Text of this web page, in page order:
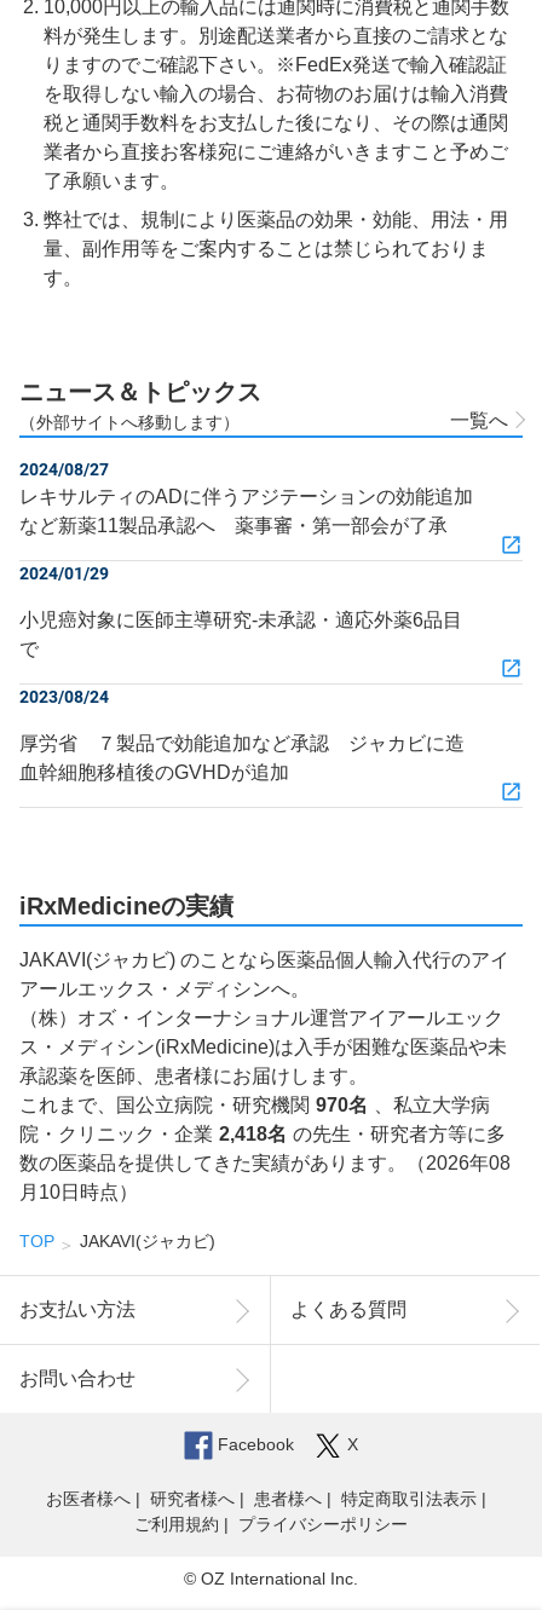
10,000円以上の輸入品には通関時に消費税と通関手数
料が発生します。別途配送業者から直接のご請求とな
りますのでご確認下さい。※FedEx発送で輸入確認証
を取得しない輸入の場合、お荷物のお届けは輸入消費
税と通関手数料をお支払した後になり、その際は通関
業者から直接お客様宛にご連絡がいきますこと予めご
了承願います。
弊社では、規制により医薬品の効果・効能、用法・用
量、副作用等をご案内することは禁じられておりま
す。
ニュース＆トピックス
（外部サイトへ移動します） 一覧へ
2024/08/27
レキサルティのADに伴うアジテーションの効能追加
など新薬11製品承認へ 薬事審・第一部会が了承
2024/01/29
小児癌対象に医師主導研究‐未承認・適応外薬6品目
で
2023/08/24
厚労省 ７製品で効能追加など承認 ジャカビに造
血幹細胞移植後のGVHDが追加
iRxMedicineの実績
JAKAVI(ジャカビ) のことなら医薬品個人輸入代行のアイ
アールエックス・メディシンへ。
（株）オズ・インターナショナル運営アイアールエック
ス・メディシン(iRxMedicine)は入手が困難な医薬品や未
承認薬を医師、患者様にお届けします。
これまで、国公立病院・研究機関 970名
、私立大学病
院・クリニック・企業 2,418名 の先生・研究者方等に多
数の医薬品を提供してきた実績があります。（2026年08
月10日時点）
TOP JAKAVI(ジャカビ)
お支払い方法 よくある質問
お問い合わせ
Facebook X
お医者様へ 研究者様へ 患者様へ
特定商取引法表示
ご利用規約
プライバシーポリシー
© OZ International Inc.